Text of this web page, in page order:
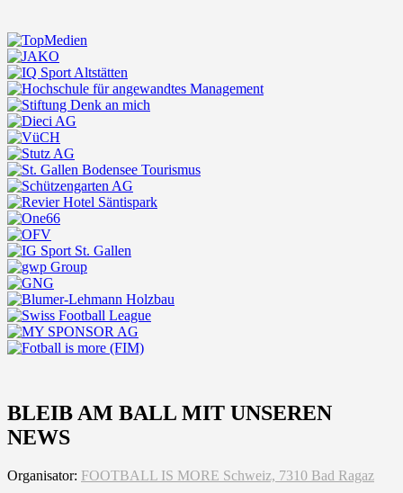
BLEIB AM BALL MIT UNSEREN
NEWS
Organisator: FOOTBALL IS MORE Schweiz, 7310 Bad Ragaz